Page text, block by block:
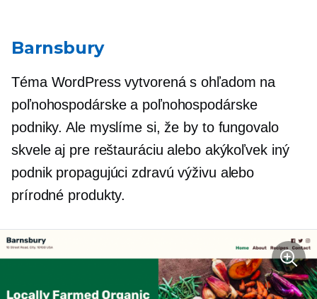
Barnsbury
Téma WordPress vytvorená s ohľadom na
poľnohospodárske a poľnohospodárske
podniky. Ale myslíme si, že by to fungovalo
skvele aj pre reštauráciu alebo akýkoľvek iný
podnik propagujúci zdravú výživu alebo
prírodné produkty.